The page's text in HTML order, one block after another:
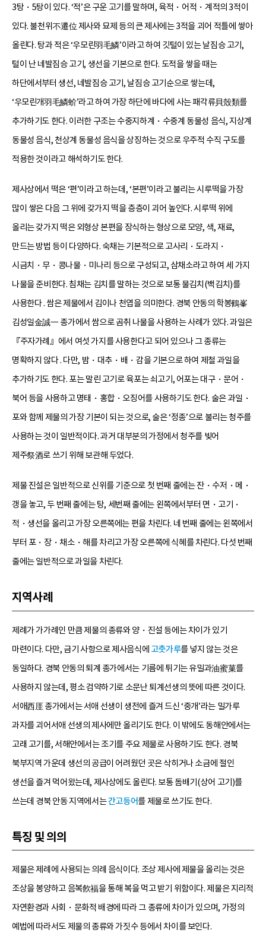
3탕・5탕이 있다. ‘적’은 구운 고기를 말하며, 육적・어적・계적의 3적이
있다. 불천위不遷位 제사와 묘제 등의 큰 제사에는 3적을 괴어 적틀에 쌓아
올린다. 탕과 적은 ‘우모린羽毛鱗’이라고 하여 깃털이 있는 날짐승 고기,
털이 난 네발짐승 고기, 생선을 기본으로 한다. 도적을 쌓을 때는
하단에서부터 생선, 네발짐승 고기, 날짐승 고기순으로 쌓는데,
‘우모린개羽毛鱗蚧’라고 하여 가장 하단에 바다에 사는 패각류貝殼類를
추가하기도 한다. 이러한 구조는 수중지하계・수중계 동물성 음식, 지상계
동물성 음식, 천상계 동물성 음식을 상징하는 것으로 우주적 수직 구도를
적용한 것이라고 해석하기도 한다.
제사상에서 떡은 ‘편’이라고 하는데, ‘본편’이라고 불리는 시루떡을 가장
많이 쌓은 다음 그 위에 갖가지 떡을 층층이 괴어 높인다. 시루떡 위에
올리는 갖가지 떡은 외형상 본편을 장식하는 형상으로 모양, 색, 재료,
만드는 방법 등이 다양하다. 숙채는 기본적으로 고사리・도라지・
시금치・무・콩나물・미나리 등으로 구성되고, 삼채소라고 하여 세 가지
나물을 준비한다. 침채는 김치를 말하는 것으로 보통 물김치(백김치)를
사용한다 . 쌈은 제물에서 김이나 천엽을 의미한다. 경북 안동의 학봉鶴峯
김성일金誠一 종가에서 쌈으로 곰취 나물을 사용하는 사례가 있다. 과일은
『주자가례』에서 여섯 가지를 사용한다고 되어 있으나 그 종류는
명확하지 않다 . 다만, 밤・대추・배・감을 기본으로 하여 제철 과일을
추가하기도 한다. 포는 말린 고기로 육포는 쇠고기, 어포는 대구・문어・
북어 등을 사용하고 명태・홍합・오징어를 사용하기도 한다. 술은 과일・
포와 함께 제물의 가장 기본이 되는 것으로, 술은 ‘정종’으로 불리는 청주를
사용하는 것이 일반적이다. 과거 대부분의 가정에서 청주를 빚어
제주祭酒로 쓰기 위해 보관해 두었다.
제물 진설은 일반적으로 신위를 기준으로 첫 번째 줄에는 잔・수저・메・
갱을 놓고, 두 번째 줄에는 탕, 세번째 줄에는 왼쪽에서부터 면・고기・
적・생선을 올리고 가장 오른쪽에는 편을 차린다. 네 번째 줄에는 왼쪽에서
부터 포・장・채소・해를 차리고 가장 오른쪽에 식혜를 차린다. 다섯 번째
줄에는 일반적으로 과일을 차린다.
지역사례
제례가 가가례인 만큼 제물의 종류와 양・진설 등에는 차이가 있기
마련이다. 다만, 금기 사항으로 제사음식에 고춧가루를 넣지 않는 것은
동일하다. 경북 안동의 퇴계 종가에서는 기름에 튀기는 유밀과油蜜菓를
사용하지 않는데, 평소 검약하기로 소문난 퇴계선생의 뜻에 따른 것이다.
서애西厓 종가에서는 서애 선생이 생전에 즐겨 드신 ‘중개’라는 밀가루
과자를 괴어서애 선생의 제사에만 올리기도 한다. 이 밖에도 동해안에서는
고래 고기를, 서해안에서는 조기를 주요 제물로 사용하기도 한다. 경북
북부지역 가운데 생선의 공급이 어려웠던 곳은 삭히거나 소금에 절인
생선을 즐겨 먹어왔는데, 제사상에도 올린다. 보통 돔배기(상어 고기)를
쓰는데 경북 안동 지역에서는간고등어를 제물로 쓰기도 한다.
특징 및 의의
제물은 제례에 사용되는 의례 음식이다. 조상 제사에 제물을 올리는 것은
조상을 봉양하고 음복飮福을 통해 복을 먹고 받기 위함이다. 제물은 지리적
자연환경과 사회・문화적 배경에 따라 그 종류에 차이가 있으며, 가정의
예법에 따라서도 제물의 종류와 가짓수 등에서 차이를 보인다.